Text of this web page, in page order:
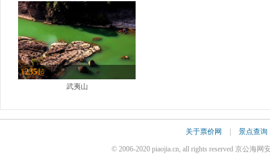
¥235起
武夷山
关于票价网 景点查询
© 2006-2020 piaojia.cn, all rights reserved 京公海网